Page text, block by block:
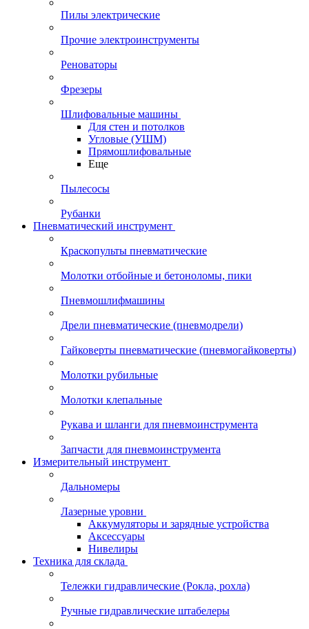
Пилы электрические
Прочие электроинструменты
Реноваторы
Фрезеры
Шлифовальные машины
Для стен и потолков
Угловые (УШМ)
Прямошлифовальные
Еще
Пылесосы
Рубанки
Пневматический инструмент
Краскопульты пневматические
Молотки отбойные и бетоноломы, пики
Пневмошлифмашины
Дрели пневматические (пневмодрели)
Гайковерты пневматические (пневмогайковерты)
Молотки рубильные
Молотки клепальные
Рукава и шланги для пневмоинструмента
Запчасти для пневмоинструмента
Измерительный инструмент
Дальномеры
Лазерные уровни
Аккумуляторы и зарядные устройства
Аксессуары
Нивелиры
Техника для склада
Тележки гидравлические (Рокла, рохла)
Ручные гидравлические штабелеры